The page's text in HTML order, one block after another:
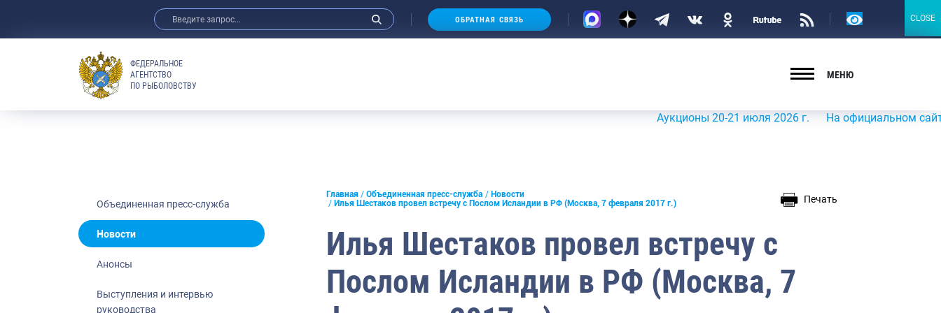
Анонсы
Отраслевые СМИ
Выставки и конференции
Научно-практическая литература
Рыбоохрана России
ОБРАТНАЯ СВЯЗЬ
Версия
ФЕДЕРАЛЬНОЕ
АГЕНТСТВО
ПО РЫБОЛОВСТВУ
МЕНЮ
Аукционы 20-21 июля 2026 г. На официальном сайте
Объединенная пресс-служба
Новости
Анонсы
Выступления и интервью
руководства
Главная Объединенная пресс-служба
Новости
Илья Шестаков провел встречу с Послом Исландии в РФ (Москва, 7 февраля 2017 г.)
Печать
Илья Шестаков провел встречу с
Послом Исландии в РФ (Москва, 7
CLOSE
CLOSE